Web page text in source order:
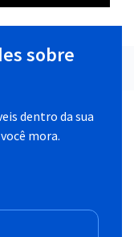
sobre
dentro da sua
mora.